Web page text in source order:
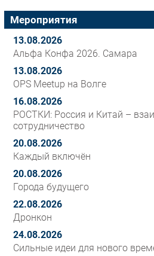
Мероприятия
13.08.2026
Альфа Конфа 2026. Самара
13.08.2026
OPS Meetup на Волге
16.08.2026
РОСТКИ: Россия и Китай –
сотрудничество
20.08.2026
Каждый включён
20.08.2026
Города будущего
22.08.2026
Дронкон
24.08.2026
Сильные идеи для нового